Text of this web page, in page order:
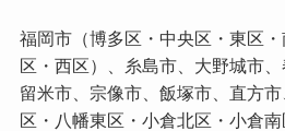
福岡市（博多区・中央区・東区
区・西区）、糸島市、大野城市
留米市、宗像市、飯塚市、直方
区・八幡東区・小倉北区・小倉